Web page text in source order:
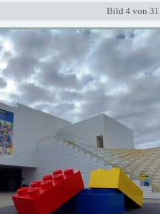
Bild 4 von